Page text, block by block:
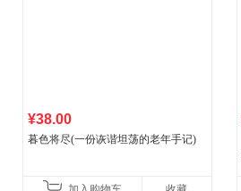
¥38.00
暮色将尽(一份诙谐坦荡的老年手记)